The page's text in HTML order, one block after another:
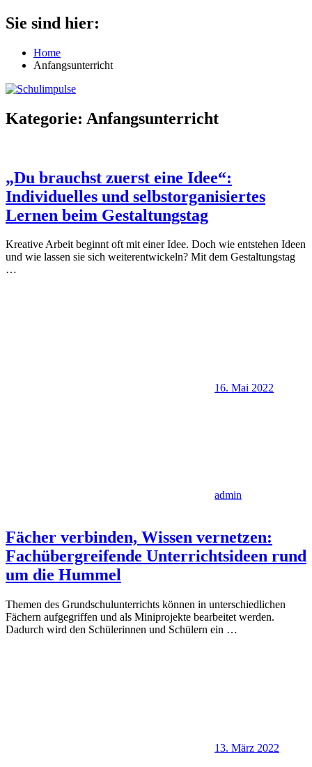
Zum
Inhalt
Schulimpulse
für
Grundschule
Sie sind hier:
Home
Anfangsunterricht
Kategorie: Anfangsunterricht
„Du brauchst zuerst eine Idee“:
Individuelles und selbstorganisiertes
Lernen beim Gestaltungstag
Kreative Arbeit beginnt oft mit einer Idee. Doch wie entstehen Ideen
und wie lassen sie sich weiterentwickeln? Mit dem Gestaltungstag
…
16. Mai 2022
admin
Fächer verbinden, Wissen vernetzen:
Fachübergreifende Unterrichtsideen rund
um die Hummel
Themen des Grundschulunterrichts können in unterschiedlichen
Fächern aufgegriffen und als Miniprojekte bearbeitet werden.
Dadurch wird den Schülerinnen und Schülern ein …
13. März 2022